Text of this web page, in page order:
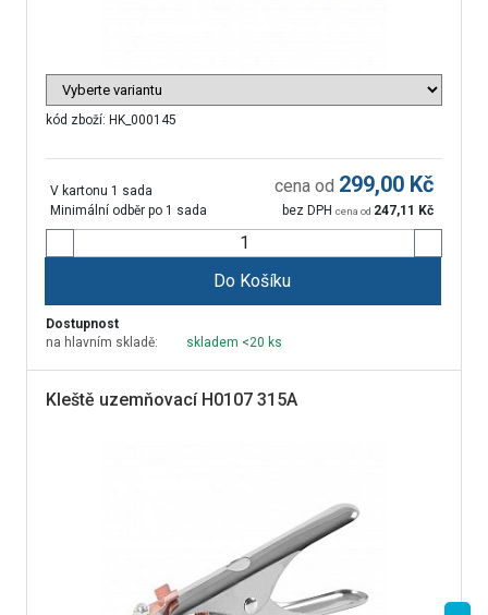
kód zboží: HK_000145
V kartonu 1 sada
Minimální odběr po 1 sada
cena od 299,00 Kč
bez DPH cena od 247,11 Kč
Do Košíku
Dostupnost
na hlavním skladě:
skladem <20 ks
Kleště uzemňovací H0107 315A